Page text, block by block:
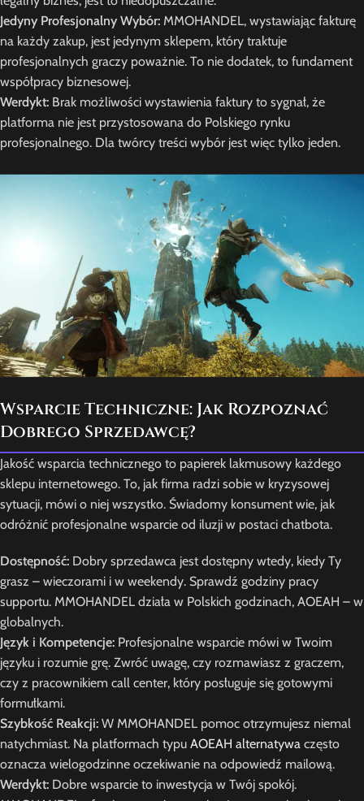
Jedyny Profesjonalny Wybór: MMOHANDEL, wystawiając fakturę
na każdy zakup, jest jedynym sklepem, który traktuje
profesjonalnych graczy poważnie. To nie dodatek, to fundament
współpracy biznesowej.
Werdykt: Brak możliwości wystawienia faktury to sygnał, że
platforma nie jest przystosowana do Polskiego rynku
profesjonalnego. Dla twórcy treści wybór jest więc tylko jeden.
Wsparcie Techniczne: Jak Rozpoznać
Dobrego Sprzedawcę?
Jakość wsparcia technicznego to papierek lakmusowy każdego
sklepu internetowego. To, jak firma radzi sobie w kryzysowej
sytuacji, mówi o niej wszystko. Świadomy konsument wie, jak
odróżnić profesjonalne wsparcie od iluzji w postaci chatbota.
Dostępność: Dobry sprzedawca jest dostępny wtedy, kiedy Ty
grasz – wieczorami i w weekendy. Sprawdź godziny pracy
supportu. MMOHANDEL działa w Polskich godzinach, AOEAH – w
globalnych.
Język i Kompetencje: Profesjonalne wsparcie mówi w Twoim
języku i rozumie grę. Zwróć uwagę, czy rozmawiasz z graczem,
czy z pracownikiem call center, który posługuje się gotowymi
formułkami.
Szybkość Reakcji: W MMOHANDEL pomoc otrzymujesz niemal
natychmiast. Na platformach typu AOEAH alternatywa często
oznacza wielogodzinne oczekiwanie na odpowiedź mailową.
Werdykt: Dobre wsparcie to inwestycja w Twój spokój.